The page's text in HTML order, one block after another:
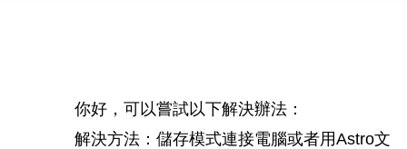
你好，可以嘗試以下解決辦法：
解決方法：儲存模式連接電腦或者用Astro文